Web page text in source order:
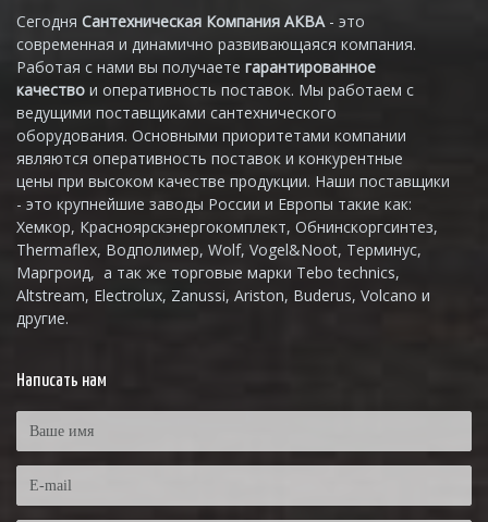
Сегодня Сантехническая Компания АКВА - это
современная и динамично развивающаяся компания.
Работая с нами вы получаете гарантированное
качество и оперативность поставок. Мы работаем с
ведущими поставщиками сантехнического
оборудования. Основными приоритетами компании
являются оперативность поставок и конкурентные
цены при высоком качестве продукции. Наши поставщики
- это крупнейшие заводы России и Европы такие как:
Хемкор, Красноярскэнергокомплект, Обнинскоргсинтез,
Thermaflex, Водполимер, Wolf, Vogel&Noot, Терминус,
Маргроид, а так же торговые марки Tebo technics,
Altstream, Electrolux, Zanussi, Ariston, Buderus, Volcano и
другие.
Написать нам